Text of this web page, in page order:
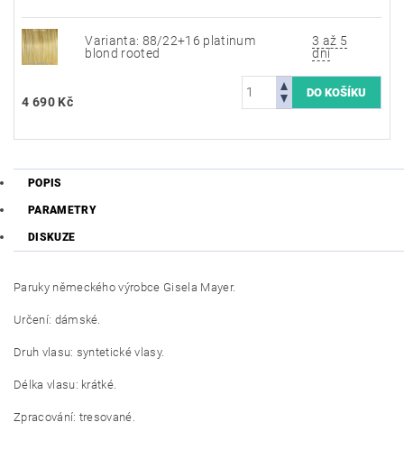
Varianta: 88/22+16 platinum
blond rooted
3 až 5
dní
4 690 Kč
POPIS
PARAMETRY
DISKUZE
Paruky německého výrobce Gisela Mayer.
Určení: dámské.
Druh vlasu: syntetické vlasy.
Délka vlasu: krátké.
Zpracování: tresované.